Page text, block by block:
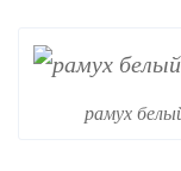
рамух